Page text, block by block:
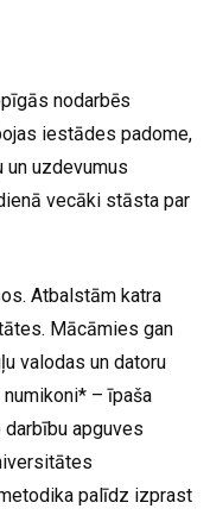
nodarbēs
iestādes padome,
uzdevumus
vecāki stāsta par
Atbalstām katra
Mācāmies gan
valodas un datoru
– īpaša
apguves
palīdz izprast